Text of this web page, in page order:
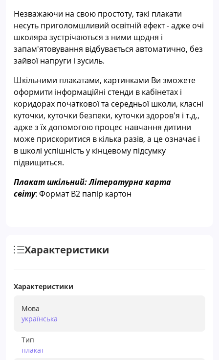
Незважаючи на свою простоту, такі плакати
несуть приголомшливий освітній ефект - адже очі
школяра зустрічаються з ними щодня і
запам'ятовування відбувається автоматично, без
зайвої напруги і зусиль.
Шкільними плакатами, картинками Ви зможете
оформити інформаційні стенди в кабінетах і
коридорах початкової та середньої школи, класні
куточки, куточки безпеки, куточки здоров'я і т.д.,
адже з їх допомогою процес навчання дитини
може прискоритися в кілька разів, а це означає і
в школі успішність у кінцевому підсумку
підвищиться.
Плакат шкільний: Літературна карта
світу: Формат В2 папір картон
Характеристики
Характеристики
Мова
українська
Тип
плакат